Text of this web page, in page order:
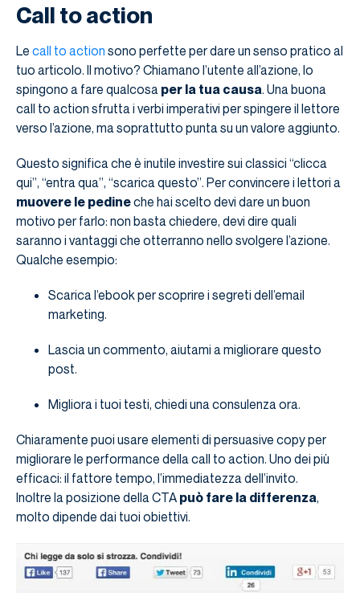
Call to action
Le call to action sono perfette per dare un senso pratico al
tuo articolo. Il motivo? Chiamano l’utente all’azione, lo
spingono a fare qualcosa per la tua causa. Una buona
call to action sfrutta i verbi imperativi per spingere il lettore
verso l’azione, ma soprattutto punta su un valore aggiunto.
Questo significa che è inutile investire sui classici “clicca
qui”, “entra qua”, “scarica questo”. Per convincere i lettori a
muovere le pedineche hai scelto devi dare un buon
motivo per farlo: non basta chiedere, devi dire quali
saranno i vantaggi che otterranno nello svolgere l’azione.
Qualche esempio:
Scarica l’ebook per scoprire i segreti dell’email
marketing.
Lascia un commento, aiutami a migliorare questo
post.
Migliora i tuoi testi, chiedi una consulenza ora.
Chiaramente puoi usare elementi di persuasive copy per
migliorare le performance della call to action. Uno dei più
efficaci: il fattore tempo, l’immediatezza dell’invito.
Inoltre la posizione della CTA può fare la differenza,
molto dipende dai tuoi obiettivi.